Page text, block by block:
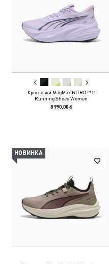
Кроссовки MagMax NITRO™ 2
Running Shoes Women
8 990,00 ₴
НОВИНКА